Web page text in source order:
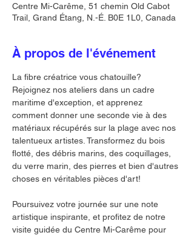
Centre Mi-Carême, 51 chemin Old Cabot
Trail, Grand Étang, N.-É. B0E 1L0, Canada
À propos de l'événement
La fibre créatrice vous chatouille?
Rejoignez nos ateliers dans un cadre
maritime d'exception, et apprenez
comment donner une seconde vie à des
matériaux récupérés sur la plage avec nos
talentueux artistes. Transformez du bois
flotté, des débris marins, des coquillages,
du verre marin, des pierres et bien d'autres
choses en véritables pièces d'art!
Poursuivez votre journée sur une note
artistique inspirante, et profitez de notre
visite guidée du Centre Mi-Carême pour